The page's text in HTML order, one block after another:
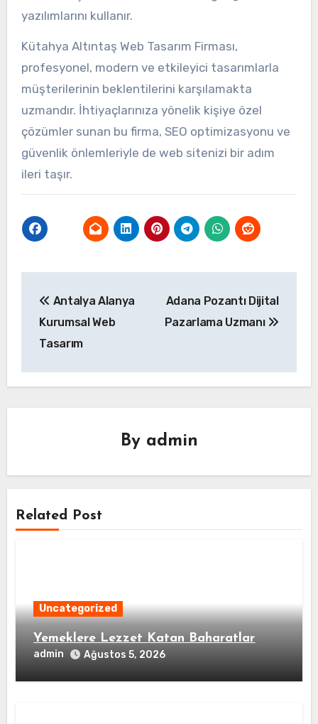
yazılımlarını kullanır.
Kütahya Altıntaş Web Tasarım Firması,
profesyonel, modern ve etkileyici tasarımlarla
müşterilerinin beklentilerini karşılamakta
uzmandır. İhtiyaçlarınıza yönelik kişiye özel
çözümler sunan bu firma, SEO optimizasyonu ve
güvenlik önlemleriyle de web sitenizi bir adım
ileri taşır.
gezinmesi
Antalya Alanya
Kurumsal Web
Tasarım
Adana Pozantı Dijital
Pazarlama Uzmanı
By admin
Related Post
Uncategorized
Yemeklere Lezzet Katan Baharatlar
admin Ağustos 5, 2026